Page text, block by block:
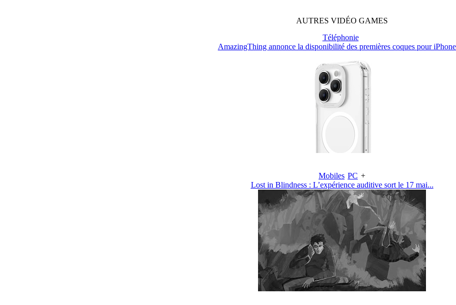
AUTRES VIDÉO GAMES
Téléphonie
AmazingThing annonce la disponibilité des premières coques pour
Mobiles PC +
Lost in Blindness : L’expérience auditive sort le 17 mai...